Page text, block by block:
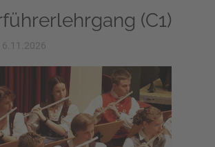
(C1)
6.11.2026